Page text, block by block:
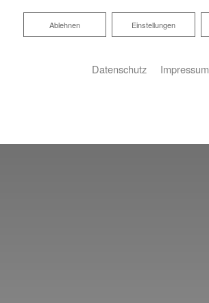
Einstellungen
Ablehnen
Ablehnen
Datenschutz Impressum